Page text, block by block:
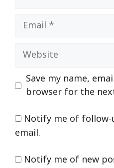
Email
Website
Save my name,
browser for the
Notify me of
email.
Notify me of new